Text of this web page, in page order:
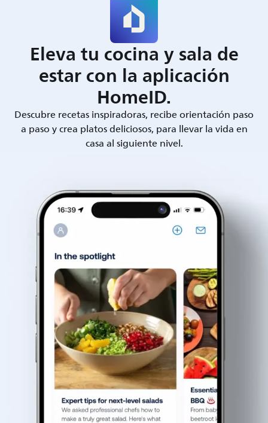
Eleva tu cocina y sala de
estar con la aplicación
HomeID.
Descubre recetas inspiradoras, recibe orientación paso
a paso y crea platos deliciosos, para llevar la vida en
casa al siguiente nivel.